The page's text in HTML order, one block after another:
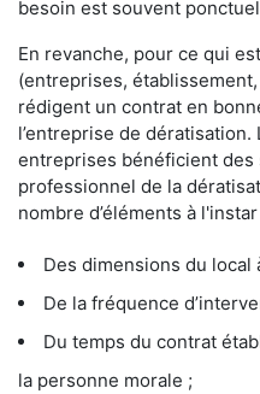
besoin est souvent
En revanche, pour ce qui
(entreprises,
rédigent un contrat en
l’entreprise de
entreprises bénéficient
professionnel de la
nombre d’éléments à l'instar
Des dimensions du local
De la fréquence
Du temps du contrat
la personne morale ;